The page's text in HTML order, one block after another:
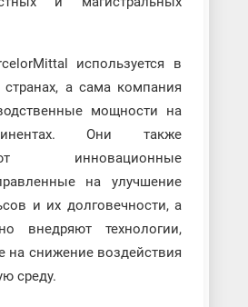
используется в
а сама компания
мощности на
Они также
инновационные
на улучшение
и их долговечности, а
внедряют технологии,
на снижение воздействия
среду.